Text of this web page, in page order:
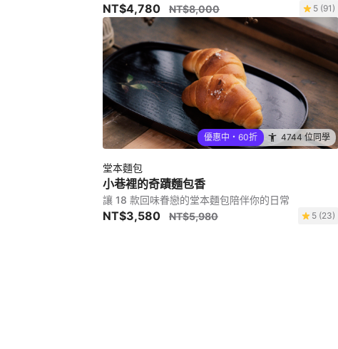
NT$4,780 NT$8,000 5 (91)
優惠中・60折 4744 位同學
堂本麵包
小巷裡的奇蹟麵包香
讓 18 款回味眷戀的堂本麵包陪伴你的日常
NT$3,580 NT$5,980 5 (23)